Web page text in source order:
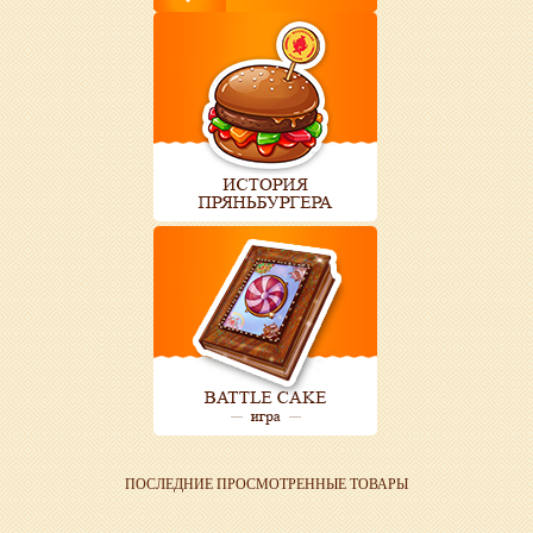
ПОСЛЕДНИЕ ПРОСМОТРЕННЫЕ ТОВАРЫ